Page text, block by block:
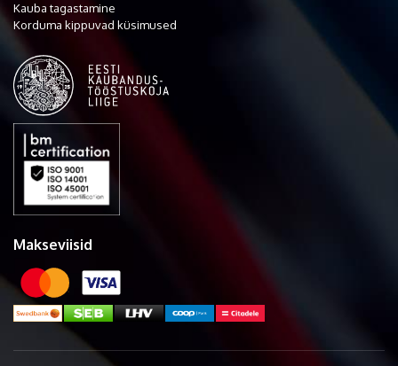
Kauba tagastamine
Korduma kippuvad küsimused
Makseviisid